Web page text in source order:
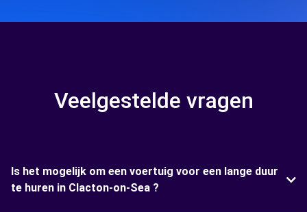
Veelgestelde vragen
Is het mogelijk om een voertuig voor een lange duur
te huren in Clacton-on-Sea ?